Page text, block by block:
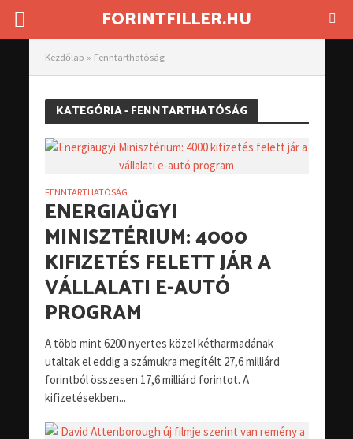
FORINTFILLER.HU
Kezdőlap » Fenntarthatóság
KATEGÓRIA - FENNTARTHATÓSÁG
FENNTARTHATÓSÁG
ENERGIAÜGYI
MINISZTÉRIUM: 4000
KIFIZETÉS FELETT JÁR A
VÁLLALATI E-AUTÓ
PROGRAM
A több mint 6200 nyertes közel kétharmadának
utaltak el eddig a számukra megítélt 27,6 milliárd
forintból összesen 17,6 milliárd forintot. A
kifizetésekben...